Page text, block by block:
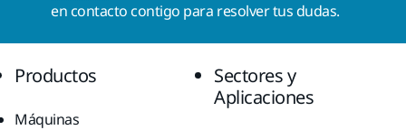
en contacto contigo para resolver tus dudas.
Productos
Máquinas
Sectores y
Aplicaciones